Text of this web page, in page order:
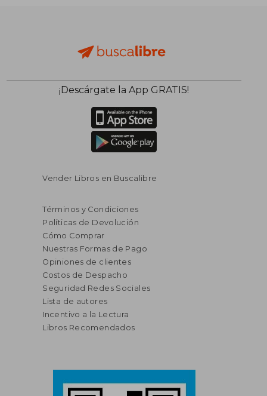
¡Descárgate la App GRATIS!
Vender Libros en Buscalibre
Términos y Condiciones
Políticas de Devolución
Cómo Comprar
Nuestras Formas de Pago
Opiniones de clientes
Costos de Despacho
Seguridad Redes Sociales
Lista de autores
Incentivo a la Lectura
Libros Recomendados